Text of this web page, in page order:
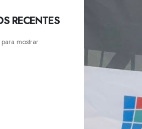
RECENTES
mostrar.